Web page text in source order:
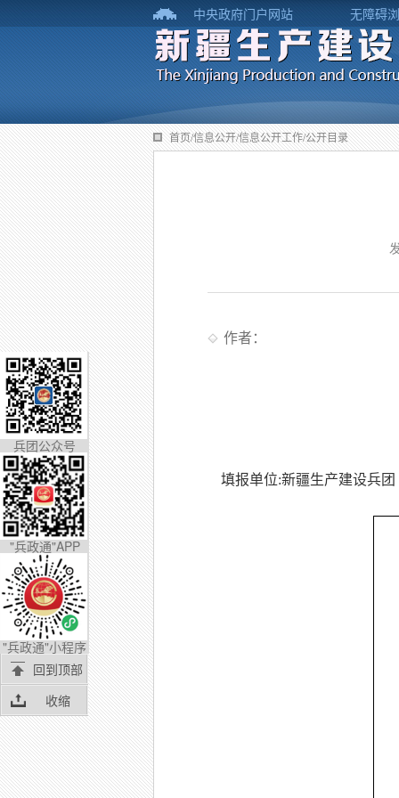
中央政府门户网站 无障碍
首页/信息公开/信息公开工作/公开目录
作者：
填报单位:新疆生产建设兵团
兵团公众号
"兵政通"APP
"兵政通"小程序
回到顶部
收缩